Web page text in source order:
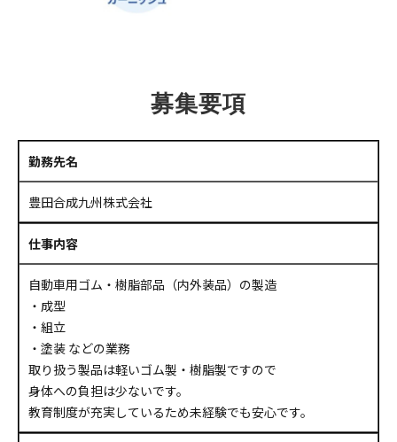
募集要項
勤務先名
豊田合成九州株式会社
仕事内容
自動車用ゴム・樹脂部品（内外装品）の製造
・成型
・組立
・塗装 などの業務
取り扱う製品は軽いゴム製・樹脂製ですので
身体への負担は少ないです。
教育制度が充実しているため未経験でも安心です。